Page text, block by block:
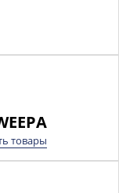
товары